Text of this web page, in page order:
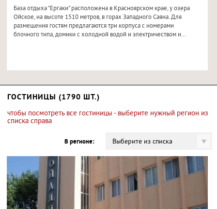
База отдыха "Ергаки" расположена в Красноярском крае, у озера
Ойское, на высоте 1510 метров, в горах Западного Саяна. Для
размещения гостям предлагаются три корпуса с номерами
блочного типа, домики с холодной водой и электричеством и...
ГОСТИНИЦЫ (1790 ШТ.)
чтобы посмотреть все гостиницы - выберите нужный регион из
списка справа
В регионе: Выберите из списка